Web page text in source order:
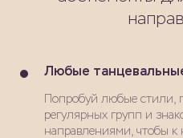
Любые
Попробуй любые стили,
регулярных групп и
направлениями, чтобы к